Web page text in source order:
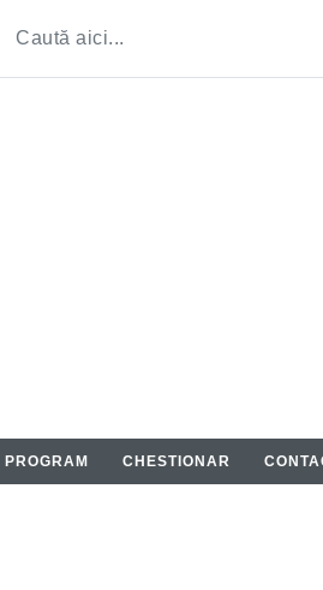
PROGRAM CHESTIONAR